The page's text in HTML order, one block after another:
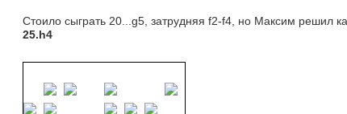
Стоило сыграть 20...g5, затрудняя f2-f4, но Максим решил
25.h4